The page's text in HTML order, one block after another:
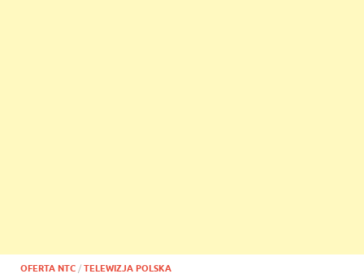
OFERTA NTC / TELEWIZJA POLSKA